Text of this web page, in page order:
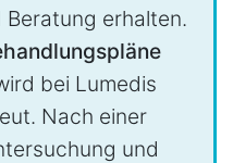
erhalten.
bei Lumedis
Nach einer
und